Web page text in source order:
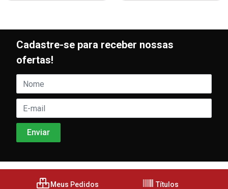
Cadastre-se para receber nossas
ofertas!
Meus Pedidos Títulos